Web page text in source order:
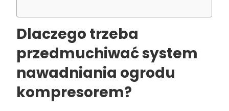
Dlaczego trzeba
przedmuchiwać system
nawadniania ogrodu
kompresorem?